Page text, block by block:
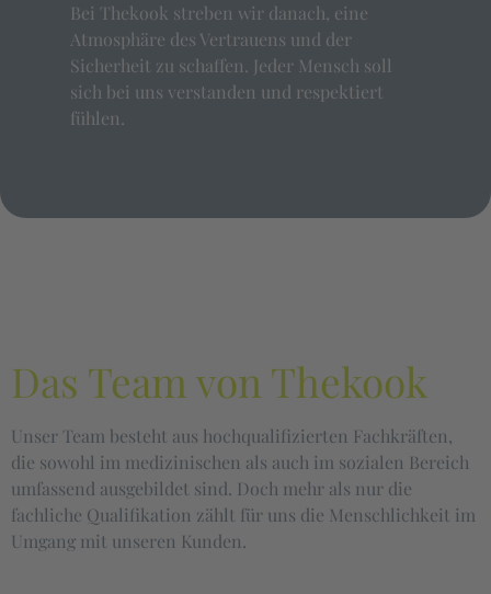
Bei Thekook streben wir danach, eine
Atmosphäre des Vertrauens und der
Sicherheit zu schaffen. Jeder Mensch soll
sich bei uns verstanden und respektiert
fühlen.
Das Team von Thekook
Unser Team besteht aus hochqualifizierten Fachkräften,
die sowohl im medizinischen als auch im sozialen Bereich
umfassend ausgebildet sind. Doch mehr als nur die
fachliche Qualifikation zählt für uns die Menschlichkeit im
Umgang mit unseren Kunden.